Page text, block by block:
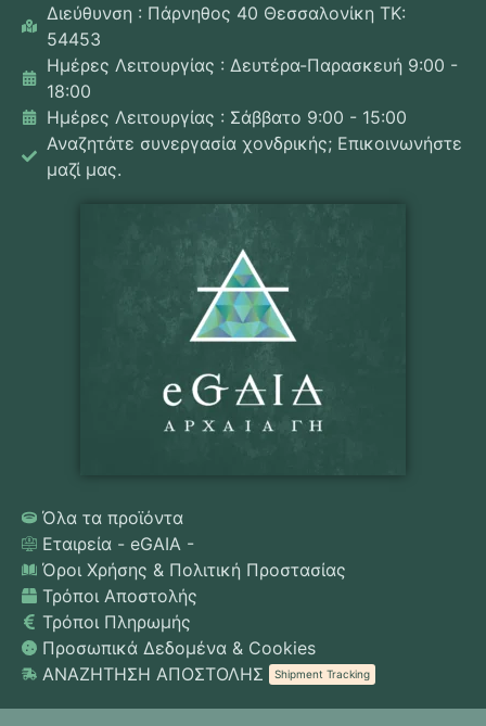
Διεύθυνση : Πάρνηθος 40 Θεσσαλονίκη ΤΚ:
54453
Ημέρες Λειτουργίας : Δευτέρα-Παρασκευή 9:00 -
18:00
Ημέρες Λειτουργίας : Σάββατο 9:00 - 15:00
Αναζητάτε συνεργασία χονδρικής; Επικοινωνήστε
μαζί μας.
Όλα τα προϊόντα
Εταιρεία - eGAIA -
Όροι Χρήσης & Πολιτική Προστασίας
Τρόποι Αποστολής
Τρόποι Πληρωμής
Προσωπικά Δεδομένα & Cookies
ΑΝΑΖΗΤΗΣΗ ΑΠΟΣΤΟΛΗΣ
Shipment Tracking